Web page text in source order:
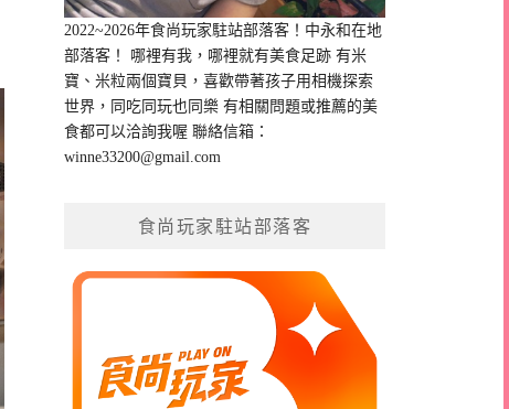
2022~2026年食尚玩家駐站部落客！中永和在地
部落客！ 哪裡有我，哪裡就有美食足跡 有米
寶、米粒兩個寶貝，喜歡帶著孩子用相機探索
世界，同吃同玩也同樂 有相關問題或推薦的美
食都可以洽詢我喔 聯絡信箱：
winne33200@gmail.com
食尚玩家駐站部落客